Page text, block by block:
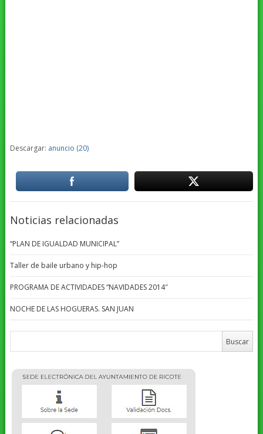
Descargar: anuncio (20)
Noticias relacionadas
“PLAN DE IGUALDAD MUNICIPAL”
Taller de baile urbano y hip-hop
PROGRAMA DE ACTIVIDADES “NAVIDADES 2014″
NOCHE DE LAS HOGUERAS. SAN JUAN